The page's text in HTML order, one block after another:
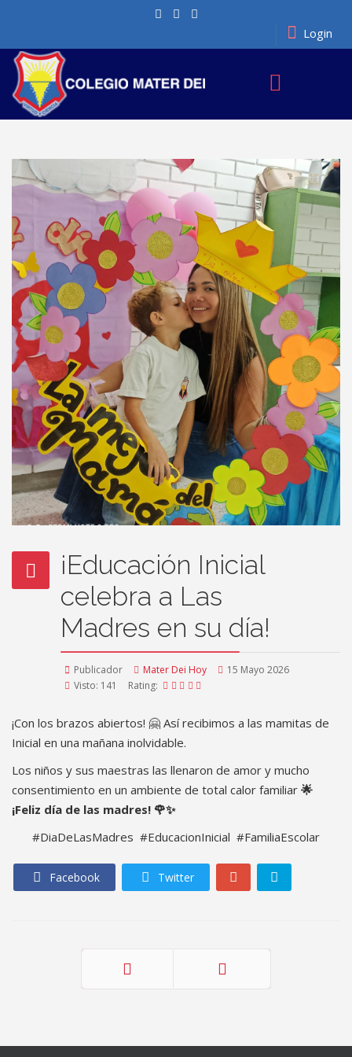
Login
¡Educación Inicial
celebra a Las
Madres en su día!
Publicador Mater Dei Hoy
15 Mayo 2026
Visto: 141
Rating:
¡Con los brazos abiertos! 🤗 Así recibimos a las mamitas de
Inicial en una mañana inolvidable.
Los niños y sus maestras las llenaron de amor y mucho
consentimiento en un ambiente de total calor familiar 🌟
¡Feliz día de las madres! 🌹✨
#DiaDeLasMadres #EducacionInicial #FamiliaEscolar
Facebook Twitter